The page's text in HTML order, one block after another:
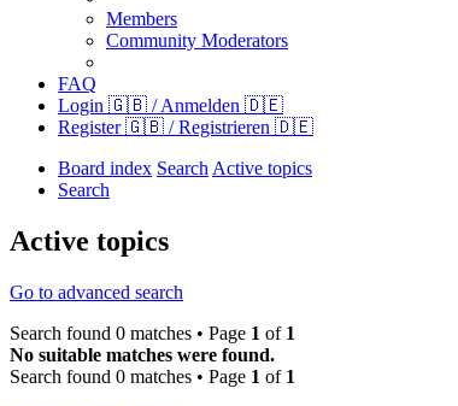
Members
Community Moderators
FAQ
Login 🇬🇧 / Anmelden 🇩🇪
Register 🇬🇧 / Registrieren 🇩🇪
Board index SearchActive topics
Search
Active topics
Go to advanced search
Search found 0 matches • Page 1 of 1
No suitable matches were found.
Search found 0 matches • Page 1 of 1